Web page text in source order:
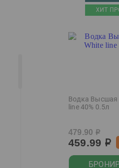
ХИТ
Водка Высшая
line 40% 0.5л
479.90 р
459.99 р